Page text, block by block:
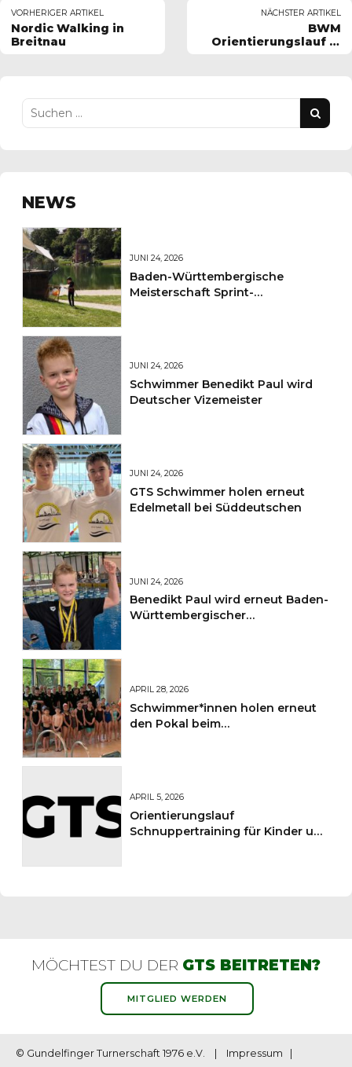
VORHERIGER ARTIKEL
Nordic Walking in
Breitnau
NÄCHSTER ARTIKEL
BWM
Orientierungslauf in
NEWS
JUNI 24, 2026
Baden-Württembergische
Meisterschaft Sprint-
JUNI 24, 2026
Schwimmer Benedikt Paul wird
Deutscher Vizemeister
JUNI 24, 2026
GTS Schwimmer holen erneut
Edelmetall bei Süddeutschen
JUNI 24, 2026
Benedikt Paul wird erneut Baden-
Württembergischer
APRIL 28, 2026
Schwimmer*innen holen erneut
den Pokal beim
APRIL 5, 2026
Orientierungslauf
Schnuppertraining für Kinder und
MÖCHTEST DU DER GTS BEITRETEN?
MITGLIED WERDEN
© Gundelfinger Turnerschaft 1976 e.V. | Impressum